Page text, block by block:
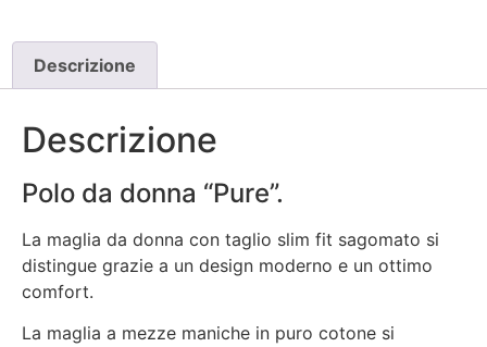
Descrizione
Descrizione
Polo da donna “Pure”.
La maglia da donna con taglio slim fit sagomato si
distingue grazie a un design moderno e un ottimo
comfort.
La maglia a mezze maniche in puro cotone si